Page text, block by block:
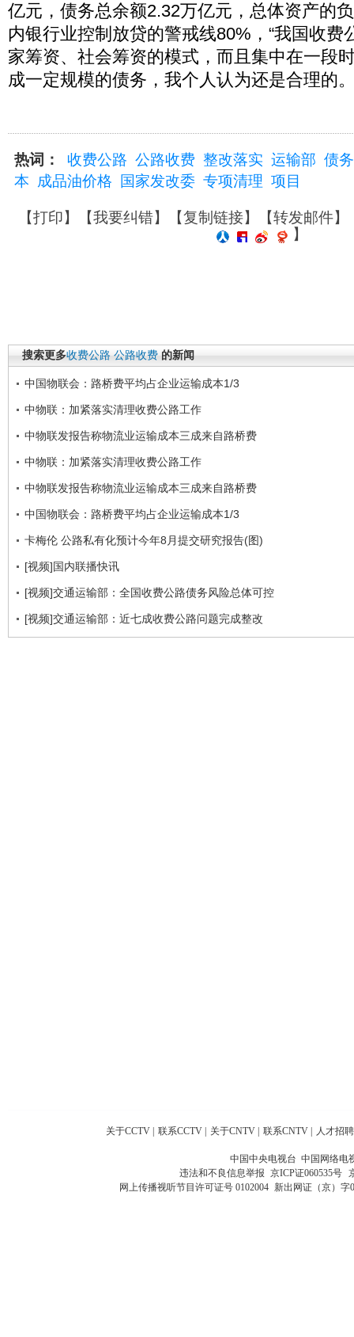
亿元，债务总余额2.32万亿元，总体资产的
内银行业控制放贷的警戒线80%，“我国收费
家筹资、社会筹资的模式，而且集中在一段
成一定规模的债务，我个人认为还是合理的
热词： 收费公路 公路收费 整改落实 运输部 债
本
成品油价格 国家发改委 专项清理 项目
【打印】【我要纠错】【复制链接】【转发邮件】
】
搜索更多收费公路 公路收费 的新闻
中国物联会：路桥费平均占企业运输成本1/3
中物联：加紧落实清理收费公路工作
中物联发报告称物流业运输成本三成来自路桥费
中物联：加紧落实清理收费公路工作
中物联发报告称物流业运输成本三成来自路桥费
中国物联会：路桥费平均占企业运输成本1/3
卡梅伦 公路私有化预计今年8月提交研究报告(图)
[视频]国内联播快讯
[视频]交通运输部：全国收费公路债务风险总体可控
[视频]交通运输部：近七成收费公路问题完成整改
关于CCTV 联系CCTV 关于CNTV 联系CNTV 人才招聘
中国中央电视台 中国网络电
违法和不良信息举报 京ICP证060535号
网上传播视听节目许可证号 0102004 新出网证（京）